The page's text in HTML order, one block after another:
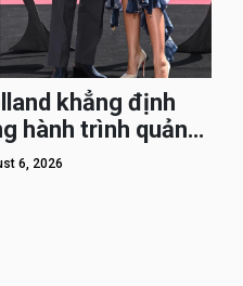
khẳng định
hành trình quảng
6, 2026